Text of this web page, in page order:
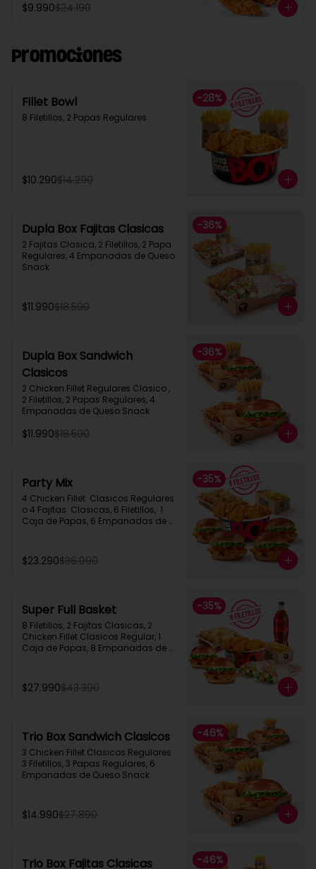
$9.990$24.190
Promociones
-28%
Fillet Bowl
8 Filetillos, 2 Papas Regulares
$10.290$14.290
-36%
Dupla Box Fajitas Clasicas
2 Fajitas Clasica, 2 Filetillos, 2 Papa
Regulares, 4 Empanadas de Queso
Snack
$11.990$18.590
-36%
Dupla Box Sandwich
Clasicos
2 Chicken Fillet Regulares Clasico ,
2 Filetillos, 2 Papas Regulares, 4
Empanadas de Queso Snack
$11.990$18.590
-35%
Party Mix
4 Chicken Fillet  Clasicos Regulares
o 4 Fajitas  Clasicas, 6 Filetillos,  1
Caja de Papas, 6 Empanadas de
$23.290$36.090
-35%
Super Full Basket
8 Filetillos, 2 Fajitas Clasicas, 2
Chicken Fillet Clasicos Regular, 1
Caja de Papas, 8 Empanadas de
$27.990$43.390
-46%
Trio Box Sandwich Clasicos
3 Chicken Fillet Clasicos Regulares
3 Filetillos, 3 Papas Regulares, 6
Empanadas de Queso Snack
$14.990$27.890
-46%
Trio Box Fajitas Clasicas